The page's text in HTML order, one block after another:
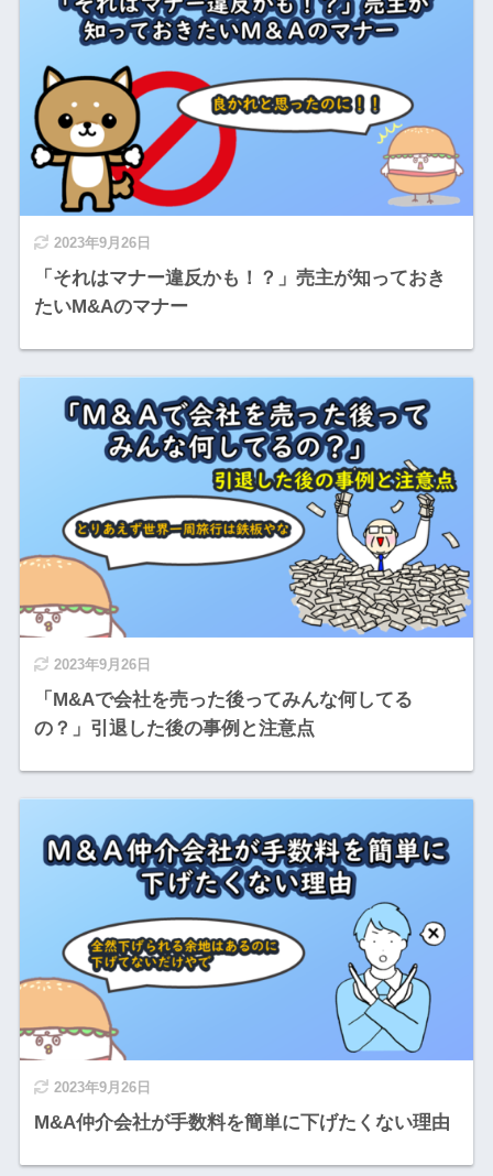
2023年9月26日
「それはマナー違反かも！？」売主が知っておき
たいM&Aのマナー
2023年9月26日
「M&Aで会社を売った後ってみんな何してる
の？」引退した後の事例と注意点
2023年9月26日
M&A仲介会社が手数料を簡単に下げたくない理由